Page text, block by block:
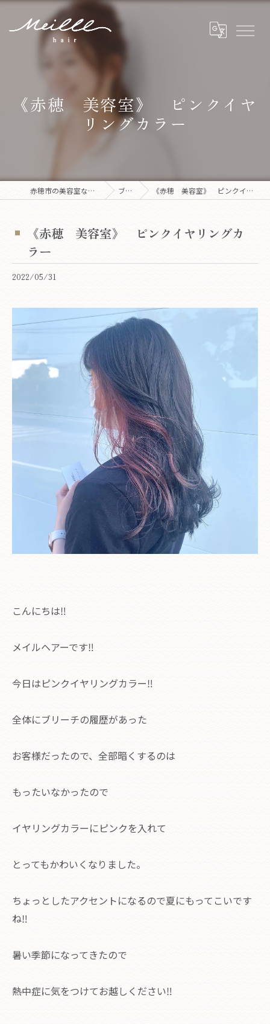
《赤穂 美容室》 ピンクイヤ
リングカラー
赤穂市の美容室ならMeilll hair ブログ 《赤穂 美容室》 ピンクイヤリングカラー
《赤穂 美容室》 ピンクイヤリングカ
ラー
2022/05/31
こんにちは‼︎
メイルヘアーです‼︎
今日はピンクイヤリングカラー‼︎
全体にブリーチの履歴があった
お客様だったので、全部暗くするのは
もったいなかったので
イヤリングカラーにピンクを入れて
とってもかわいくなりました。
ちょっとしたアクセントになるので夏にもってこいです
ね‼︎
暑い季節になってきたので
熱中症に気をつけてお越しください‼︎